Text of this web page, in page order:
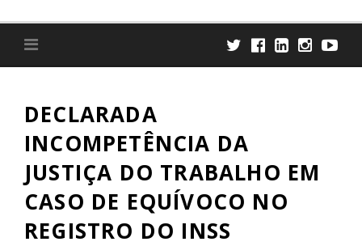
DECLARADA
INCOMPETÊNCIA DA
JUSTIÇA DO TRABALHO EM
CASO DE EQUÍVOCO NO
REGISTRO DO INSS